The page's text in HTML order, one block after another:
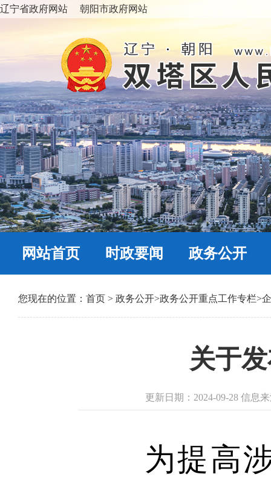
辽宁省政府网站 朝阳市政府网站
网站首页 时政要闻 政务公开
您现在的位置： 首页 > 政务公开>政务公开重点工作专栏>
关于
更新日期：2024-09-28 信息
为提高涉